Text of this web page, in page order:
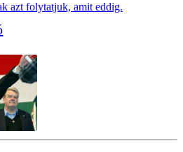
azt folytatjuk, amit eddig.